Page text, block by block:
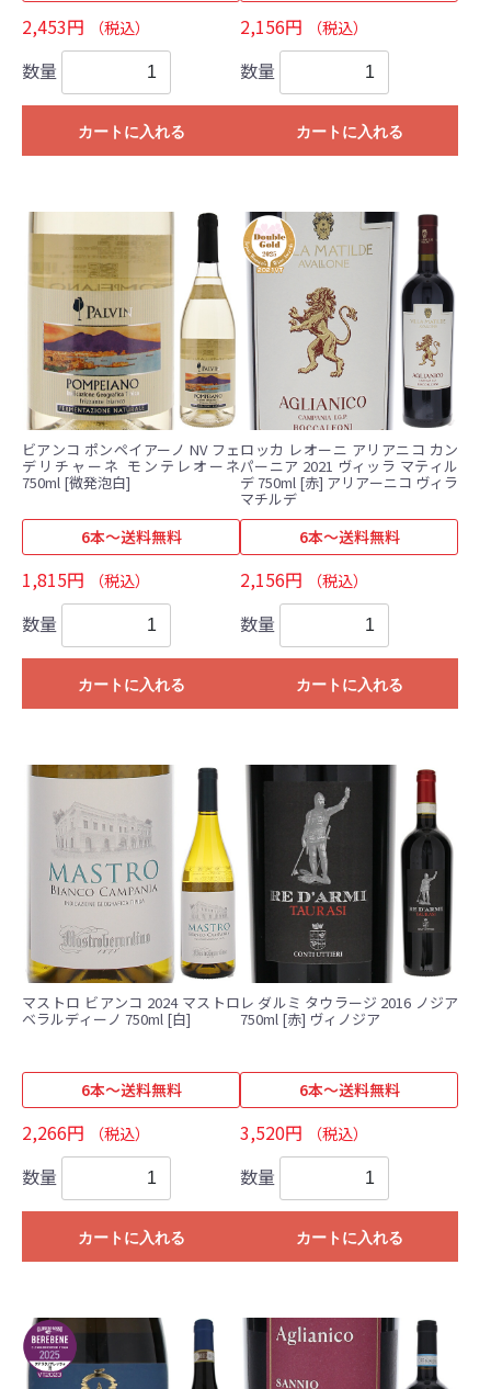
2,453円 （税込）
数量
カートに入れる
2,156円 （税込）
数量
カートに入れる
ビアンコ ポンペイアーノ NV フェ
デリチャーネ モンテレオーネ
750ml [微発泡白]
6本～送料無料
1,815円 （税込）
数量
カートに入れる
ロッカ レオーニ アリアニコ カン
パーニア 2021 ヴィッラ マティル
デ 750ml [赤] アリアーニコ ヴィラ
マチルデ
6本～送料無料
2,156円 （税込）
数量
カートに入れる
マストロ ビアンコ 2024 マストロ
ベラルディーノ 750ml [白]
6本～送料無料
2,266円 （税込）
数量
カートに入れる
レ ダルミ タウラージ 2016 ノジア
750ml [赤] ヴィノジア
6本～送料無料
3,520円 （税込）
数量
カートに入れる